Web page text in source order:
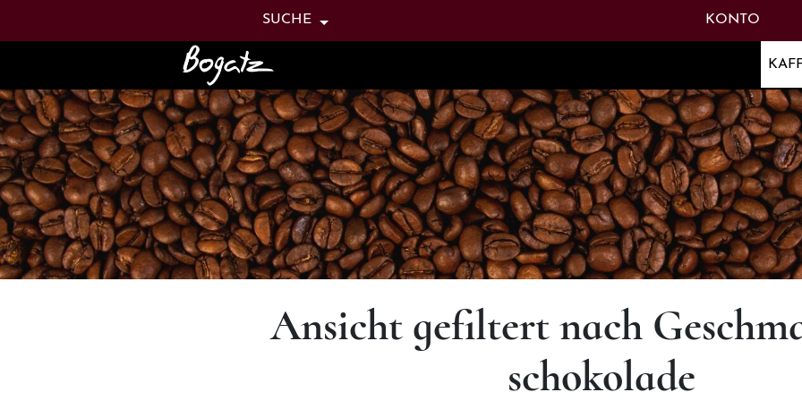
SUCHE KONTO
Tastenkombination: Alt + H
Ansicht gefiltert nach
schokolade